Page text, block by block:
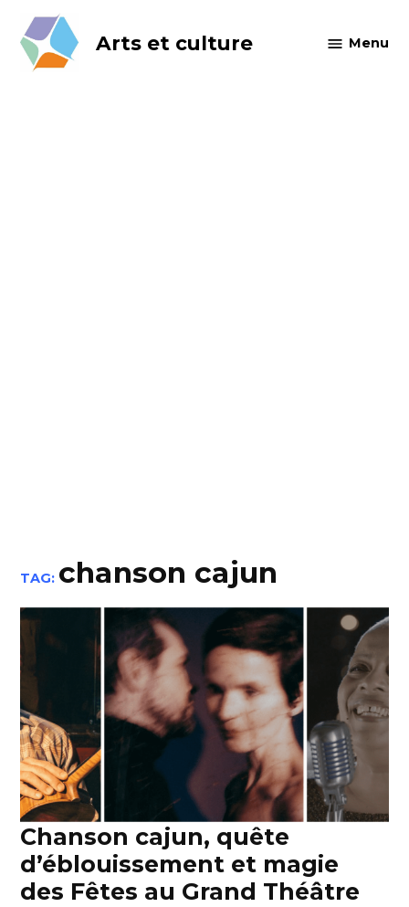
content
Arts et culture Menu
TAG: chanson cajun
Chanson cajun, quête
d’éblouissement et magie
des Fêtes au Grand Théâtre